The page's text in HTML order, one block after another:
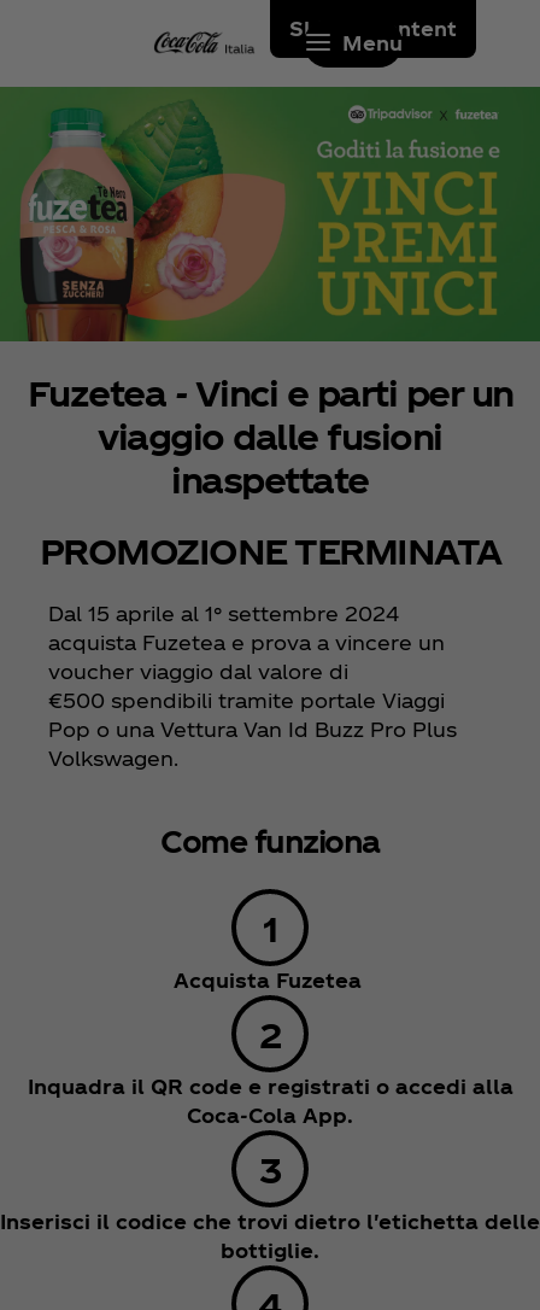
Skip to content
Menu
Fuzetea - Vinci e parti per un
viaggio dalle fusioni
inaspettate
PROMOZIONE TERMINATA
Dal 15 aprile al 1° settembre 2024
acquista Fuzetea e prova a vincere un
voucher viaggio dal valore di
€500 spendibili tramite portale Viaggi
Pop o una Vettura Van Id Buzz Pro Plus
Volkswagen.
Come funziona
Acquista Fuzetea
Inquadra il QR code e registrati o accedi alla
Coca‑Cola App.
Inserisci il codice che trovi dietro l'etichetta delle
bottiglie.